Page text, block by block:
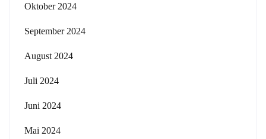
Oktober 2024
September 2024
August 2024
Juli 2024
Juni 2024
Mai 2024